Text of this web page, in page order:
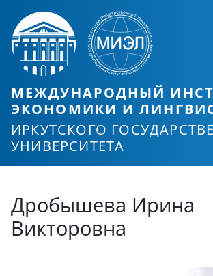
МЕЖДУНАРОДНЫЙ
ЭКОНОМИКИ И
ИРКУТСКОГО
УНИВЕРСИТЕТА
Дробышева Ирина
Викторовна